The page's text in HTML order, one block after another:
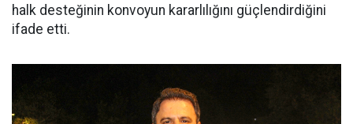
halk desteğinin konvoyun kararlılığını güçlendirdiğini
ifade etti.